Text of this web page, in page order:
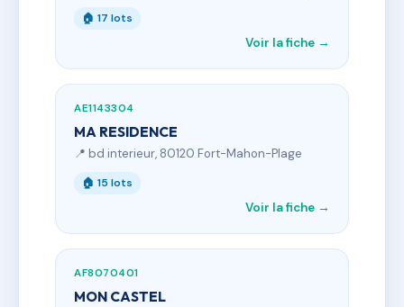
🏠 17 lots
Voir la fiche →
AE1143304
MA RESIDENCE
📍 bd interieur, 80120 Fort-Mahon-Plage
🏠 15 lots
Voir la fiche →
AF8070401
MON CASTEL